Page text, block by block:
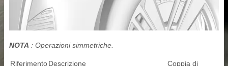
NOTA : Operazioni simmetriche.
RiferimentoDescrizione
Coppia di